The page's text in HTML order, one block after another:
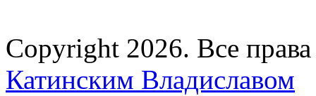
Copyright 2026. Все
Катинским Владиславом